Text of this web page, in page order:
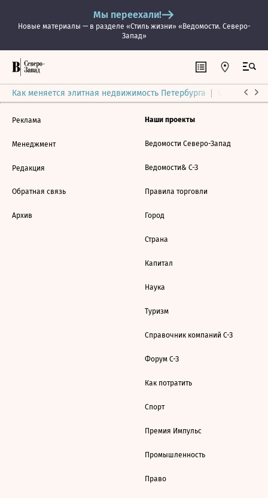
Мы переехали!
Новые материалы — в разделе «Стиль жизни» «Ведомости. Северо-
Запад»
Как меняется элитная недвижимость Петербурга Ситуация
Реклама
Менеджмент
Редакция
Обратная связь
Архив
Наши проекты
Ведомости Северо-Запад
Ведомости& С-З
Правила торговли
Город
Страна
Капитал
Наука
Туризм
Справочник компаний С-З
Форум С-З
Как потратить
Спорт
Премия Импульс
Промышленность
Право